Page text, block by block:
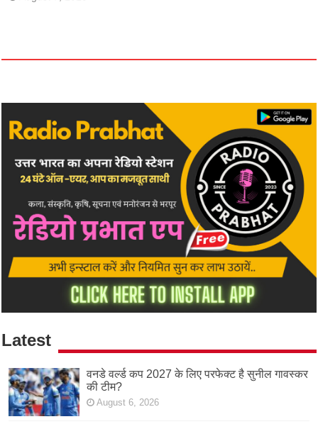
Latest
वनडे वर्ल्ड कप 2027 के लिए परफेक्ट है सुनील गावस्कर
की टीम?
August 6, 2026